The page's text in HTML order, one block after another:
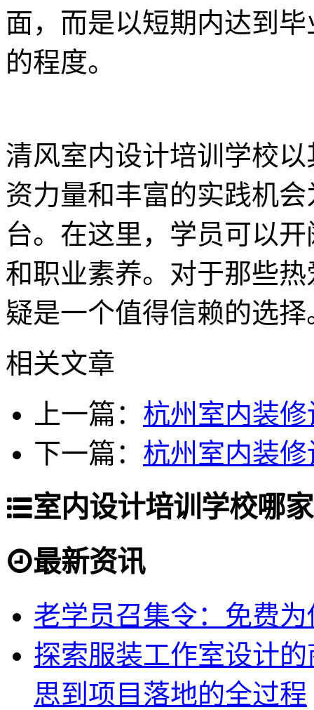
面，而是以短期内达到
的程度。
清风室内设计培训学校
资力量和丰富的实践机
台。在这里，学员可以
和职业素养。对于那些
疑是一个值得信赖的选择
相关文章
上一篇： 杭州室内装
下一篇： 杭州室内装
室内设计培训学校哪
最新资讯
老学员召集令：免费
探索服装工作室设计
思到项目落地的全过程